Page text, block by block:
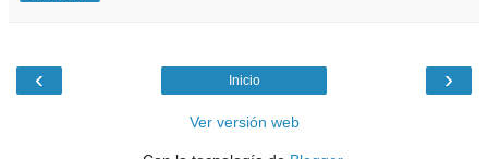
‹ ›
Inicio
Ver versión web